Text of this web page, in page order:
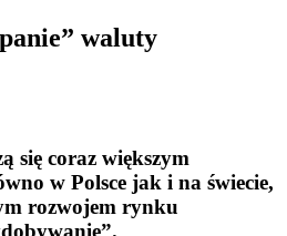
waluty
się coraz większym
w Polsce jak i na świecie,
rozwojem rynku